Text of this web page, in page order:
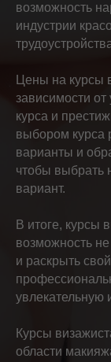
возможность
индустрии
Цены на курсы
зависимости
курса и
выбором курса
варианты и
чтобы выбрать
вариант.
В итоге, курсы
возможность
и раскрыть
увлекательную
Курсы
области